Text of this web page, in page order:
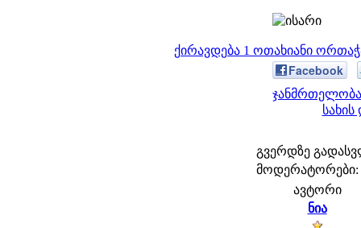
ქირავდება 1 ოთახიანი
Facebook
სახის
გვერდზე
მოდერატორები:
ავტორი
ნია